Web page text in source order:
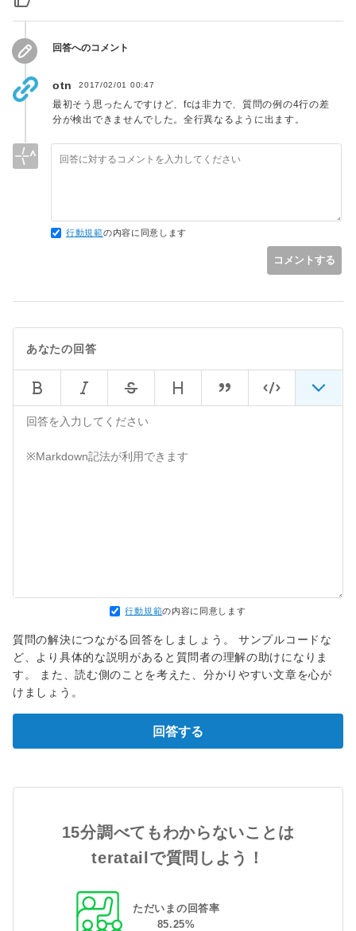
回答へのコメント
otn 2017/02/01 00:47
最初そう思ったんですけど、fcは非力で、質問の例の4行の差
分が検出できませんでした。全行異なるように出ます。
行動規範の内容に同意します
コメントする
あなたの回答
行動規範の内容に同意します
質問の解決につながる回答をしましょう。 サンプルコードな
ど、より具体的な説明があると質問者の理解の助けになりま
す。 また、読む側のことを考えた、分かりやすい文章を心が
けましょう。
回答する
15分調べてもわからないことは
teratailで質問しよう！
ただいまの回答率
85.25%